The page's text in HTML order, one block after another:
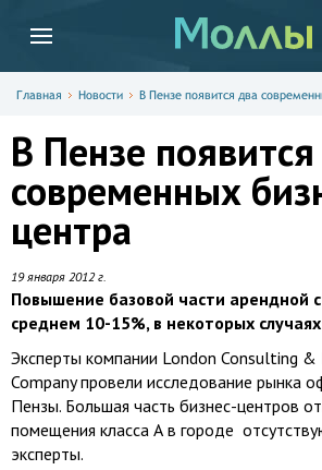
Главная Новости В Пензе появится два
В Пензе
современных
центра
19 января 2012 г.
Повышение базовой части арендной
среднем 10-15%, в некоторых
Эксперты компании London Consulting
Company провели исследование рынка
Пензы. Большая часть бизнес-центров
помещения класса А в городе
эксперты.